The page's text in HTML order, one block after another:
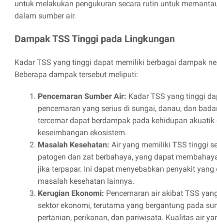
untuk melakukan pengukuran secara rutin untuk
dalam sumber air.
Dampak TSS Tinggi pada Lingkungan
Kadar TSS yang tinggi dapat memiliki berbagai dampak
Beberapa dampak tersebut meliputi:
Pencemaran Sumber Air: Kadar TSS yang tinggi
pencemaran yang serius di sungai, danau, dan
tercemar dapat berdampak pada kehidupan
keseimbangan ekosistem.
Masalah Kesehatan: Air yang memiliki TSS tinggi
patogen dan zat berbahaya, yang dapat
jika terpapar. Ini dapat menyebabkan penyakit
masalah kesehatan lainnya.
Kerugian Ekonomi: Pencemaran air akibat TSS
sektor ekonomi, terutama yang bergantung pada
pertanian, perikanan, dan pariwisata. Kualitas air